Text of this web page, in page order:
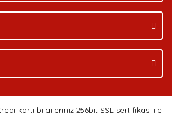
kartı bilgileriniz 256bit SSL sertifikası ile